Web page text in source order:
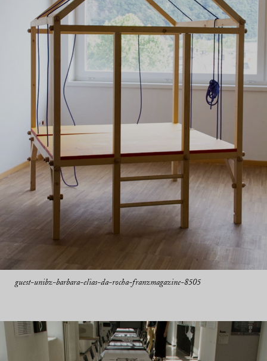
guest-unibz-barbara-elias-da-rocha-franzmagazine-8505